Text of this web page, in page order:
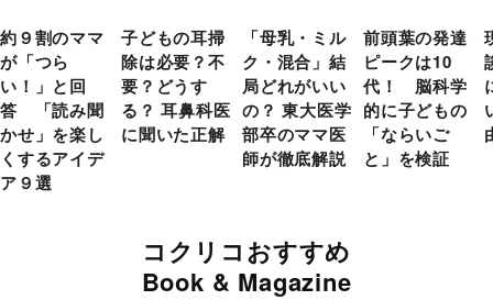
約９割のママ
が「つら
い！」と回
答 「読み聞
かせ」を楽し
くするアイデ
ア９選
子どもの耳掃
除は必要？不
要？どうす
る？ 耳鼻科医
に聞いた正解
「母乳・ミル
ク・混合」結
局どれがいい
の？ 東大医学
部卒のママ医
師が徹底解説
前頭葉の発達
ピークは10
代！ 脳科学
的に子どもの
「ならいご
と」を検証
コクリコおすすめ
Book & Magazine